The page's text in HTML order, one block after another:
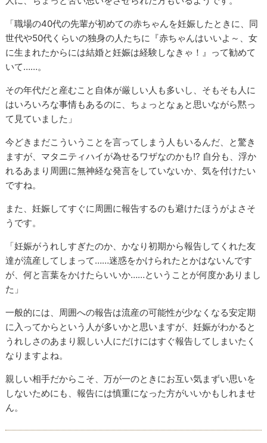
「職場の40代の先輩が初めての赤ちゃんを妊娠したときに、同
世代や50代くらいの独身の人たちに『赤ちゃんはいいよ～、女
に生まれたからには結婚と妊娠は経験しなきゃ！』って勧めて
いて……。
その年代だと産むこと自体が厳しい人も多いし、そもそも人に
はいろいろな事情もあるのに、ちょっとなぁと思いながら黙っ
て見ていました」
今どきまだこういうことを言ってしまう人もいるんだ、と驚き
ますが、マタニティハイが為せるワザなのかも!? 自分も、浮か
れるあまり周囲に無神経な発言をしていないか、気を付けたい
ですね。
また、妊娠してすぐに周囲に報告するのも避けたほうがよさそ
うです。
「妊娠がうれしすぎたのか、かなり初期から報告してくれた友
達が流産してしまって……迷惑をかけられたとかはないんです
が、何と言葉をかけたらいいか……ということが何度かありまし
た」
一般的には、周囲への報告は流産の可能性が少なくなる安定期
に入ってからという人が多いかと思いますが、妊娠がわかると
うれしさのあまり親しい人にだけにはすぐ報告してしまいたく
なりますよね。
親しい相手だからこそ、万が一のときにお互い気まずい思いを
しないためにも、報告には慎重になった方がいいかもしれませ
ん。